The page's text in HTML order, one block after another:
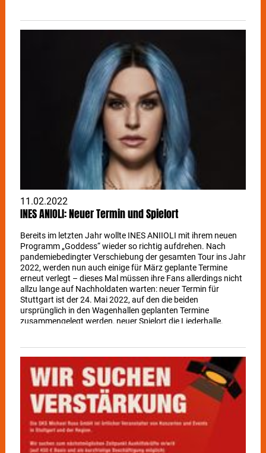
11.02.2022
INES ANIOLI: Neuer Termin und Spielort
Bereits im letzten Jahr wollte INES ANIIOLI mit ihrem neuen
Programm „Goddess“ wieder so richtig aufdrehen. Nach
pandemiebedingter Verschiebung der gesamten Tour ins Jahr
2022, werden nun auch einige für März geplante Termine
erneut verlegt – dieses Mal müssen ihre Fans allerdings nicht
allzu lange auf Nachholdaten warten: neuer Termin für
Stuttgart ist der 24. Mai 2022, auf den die beiden
ursprünglich in den Wagenhallen geplanten Termine
zusammengelegt werden, neuer Spielort die Liederhalle.